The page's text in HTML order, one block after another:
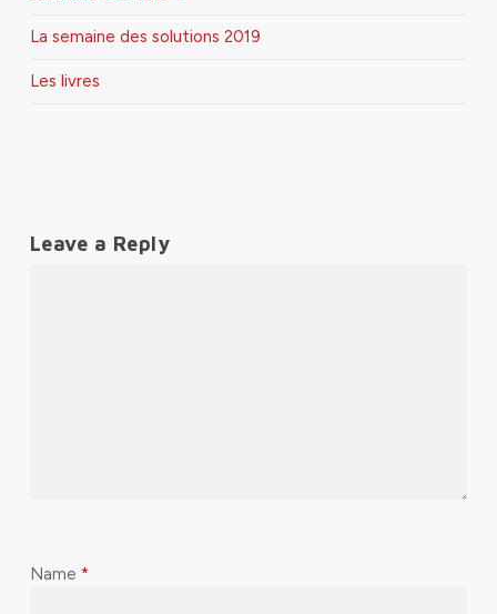
La semaine des solutions 2019
Les livres
Leave a Reply
Name *